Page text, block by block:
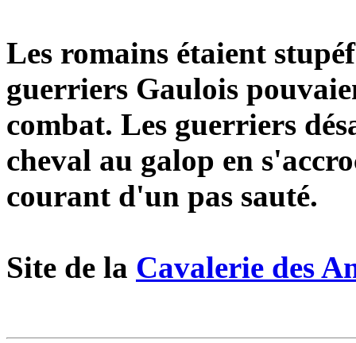
Les romains étaient
guerriers Gaulois
combat. Les guerriers
cheval au galop en
courant d'un pas sauté.
Site de la Cavalerie des